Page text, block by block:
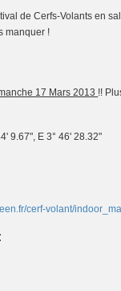
de Cerfs-Volants en
manquer !
17 Mars 2013 !!
9.67", E 3° 46' 28.32"
cerf-volant/